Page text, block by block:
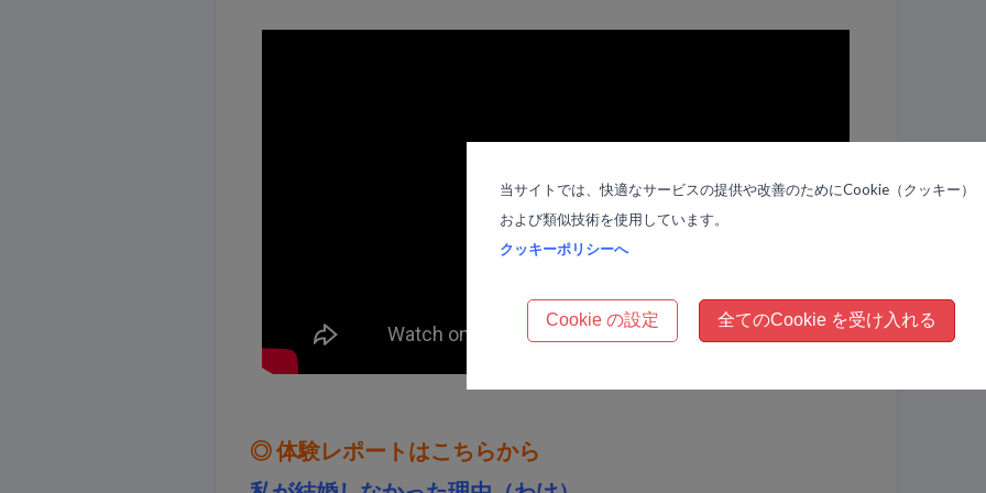
◎体験レポートはこちらから
当サイトでは、快適なサービスの提供や改善のためにCookie（クッキー）
および類似技術を使用しています。
クッキーポリシーへ
Cookie の設定 全てのCookie を受け入れる